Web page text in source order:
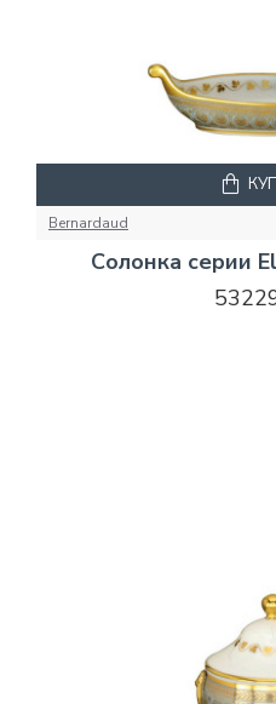
Bernardaud
Солонка серии